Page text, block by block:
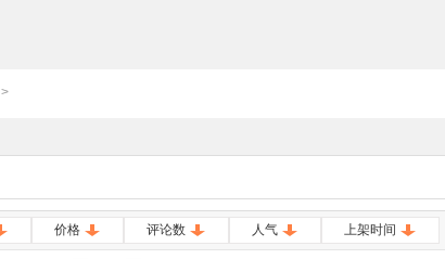
>
价格 评论数 人气 上架时间